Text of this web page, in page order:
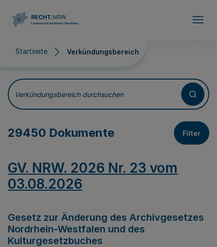
Startseite Verkündungsbereich
Verkündungsbereich
Verkündungsbereich durchsuchen
29450 Dokumente Filter
GV. NRW. 2026 Nr. 23 vom
03.08.2026
Gesetz zur Änderung des Archivgesetzes
Nordrhein-Westfalen und des
Kulturgesetzbuches